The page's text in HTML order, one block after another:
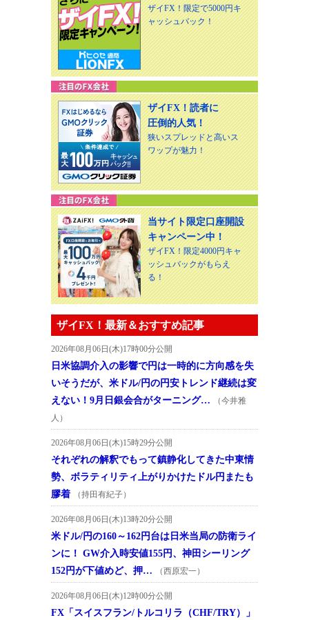
ザイFX！限定で5000円キ
ャッシュバック！
ザイFX！読者に
圧倒的人気！
狭いスプレッドと高いス
ワップが魅力！
当サイト限定口座開設
キャンペーン中！
ザイFX！限定4000円キャ
ッシュバックがもらえ
る！
ザイFX！最新＆おすすめ記事
2026年08月06日(木)17時00分公開
日米協調介入の影響で円は一時的に方向感を失
いそうだが、米ドル/円の円安トレンド継続は変
えない！9月日銀会合がターニング…
（今井雅
人）
2026年08月06日(木)15時29分公開
それぞれの解釈でもって鎮静化してきた中東情
勢、ボラティリティ上がりかけたドル円またも
膠着
（持田有紀子）
2026年08月06日(木)13時20分公開
米ドル/円の160～162円台は日米当局の防衛ライ
ンに！ GW介入時安値155円、神田シーリング
152円が下値めど、押…
（西原宏一）
2026年08月06日(木)12時00分公開
FX「スイスフラン/トルコリラ（CHF/TRY）」